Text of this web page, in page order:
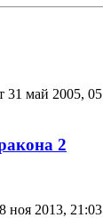
31 май 2005,
2
ноя 2013, 21:03